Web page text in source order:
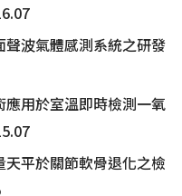
波氣體感測系統之研發
用於室溫即時檢測一氧
平於關節軟骨退化之檢